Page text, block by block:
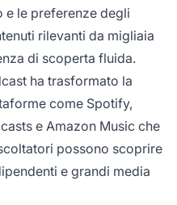
e le preferenze degli
rilevanti da migliaia
di scoperta fluida.
ha trasformato la
come Spotify,
e Amazon Music che
possono scoprire
e grandi media